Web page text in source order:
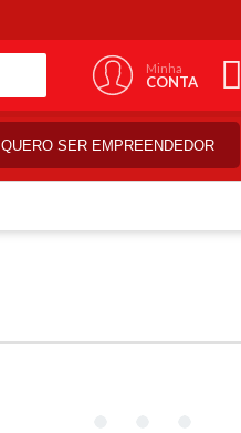
Minha
CONTA
QUERO SER EMPREENDEDOR